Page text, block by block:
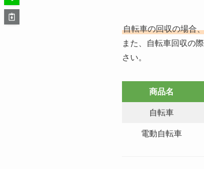
自転車の回収の場合
また、自転車回収の
さい。
商品名
自転車
電動自転車